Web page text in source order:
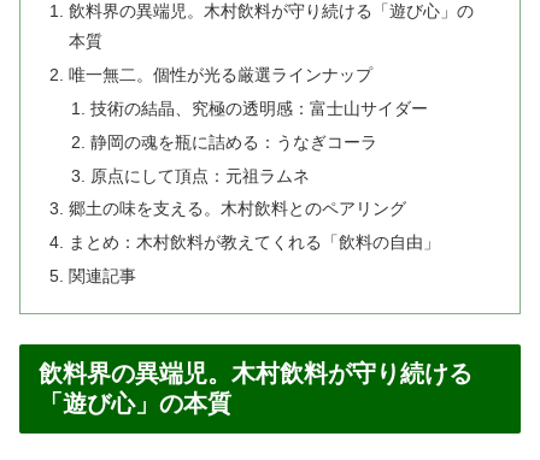
飲料界の異端児。木村飲料が守り続ける「遊び心」の
本質
唯一無二。個性が光る厳選ラインナップ
技術の結晶、究極の透明感：富士山サイダー
静岡の魂を瓶に詰める：うなぎコーラ
原点にして頂点：元祖ラムネ
郷土の味を支える。木村飲料とのペアリング
まとめ：木村飲料が教えてくれる「飲料の自由」
関連記事
飲料界の異端児。木村飲料が守り続ける
「遊び心」の本質